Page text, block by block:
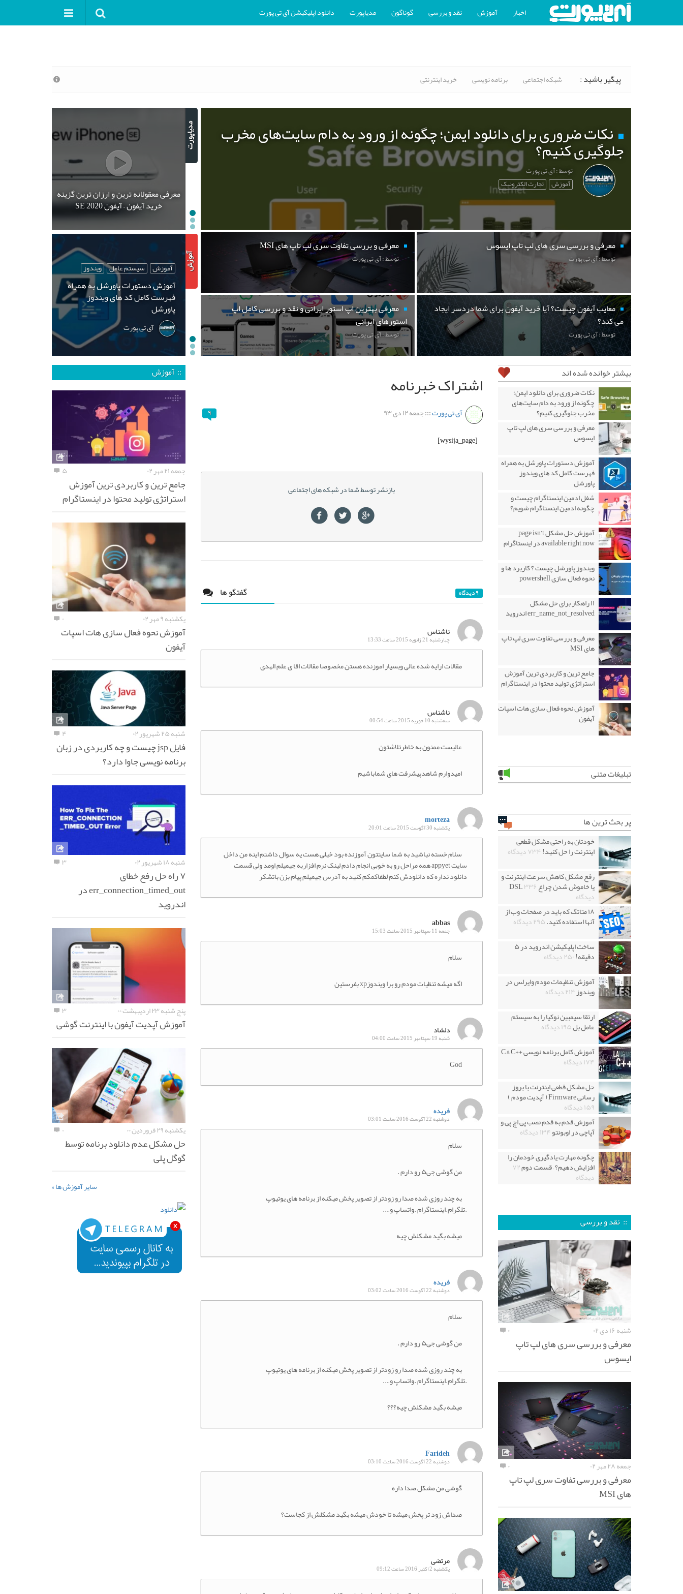
اخبار آموزش نقد و بررسی گوناگون مدیاپورت دانلود اپلیکیشن آی تی پورت
پیگیر باشید : شبکه اجتماعی برنامه نویسی خرید اینترنتی
نکات ضروری برای دانلود ایمن؛ چگونه از ورود به دام سایت‌های مخرب
جلوگیری کنیم؟
توسط : آی تی پورت
آموزش تجارت الکترونیک
معرفی و بررسی سری های لپ تاپ ایسوس
توسط : آی تی پورت
معرفی و بررسی تفاوت سری لپ تاپ های MSI
توسط : آی تی پورت
معایب آیفون چیست؟ آیا خرید آیفون برای شما دردسر ایجاد
می کند؟
توسط : آی تی پورت
معرفی بهترین اپ استور ایرانی و نقد و بررسی کامل اپ
استورهای ایرانی
توسط : آی تی پورت
معرفی معقولانه ترین و ارزان ترین گزینه
خرید آیفون – آیفون SE 2020
آموزش سیستم عامل ویندوز
آموزش دستورات پاورشل به همراه
فهرست کامل کد های ویندوز
پاورشل
آی تی پورت
اشتراک خبرنامه
آی تی پورت:::جمعه ۱۲ دی ۹۳ ۹
[wysija_page]
بازنشر توسط شما در شبکه های اجتماعی
گفتگو ها ۹ دیدگاه
ناشناس
چهارشنبه 21 ژانویه 2015 ساعت 13:33
مقالات ارایه شده عالی وبسیار اموزنده هستن مخصوصا مقالات اقا ی علم الهدی
ناشناس
سه‌شنبه 10 فوریه 2015 ساعت 00:54
عالیست ممنون به خاطرتلاشتون
امیدوارم شاهدپیشرفت های شماباشیم
morteza
یکشنبه 30 آگوست 2015 ساعت 20:01
سلام خسته نباشید به شما سایتتون آموزنده بود خیلی هست یه سوال داشتم اینه من داخل
سایت appyet همه مراحل رو به خوبی انجام دادم لینک نرم افزاربه جیمیلم اومد ولی قسمت
دانلود نداره که دانلودش کنم لطفاکمکم کنید به آدرس جیمیلم پیام بزن باتشکر
abbas
جمعه 11 سپتامبر 2015 ساعت 15:03
سلام
اگه میشه تنظیات مودم رو برا ویندوزxp بفرستین
دلشاد
شنبه 19 سپتامبر 2015 ساعت 04:00
God
فریده
دوشنبه 22 آگوست 2016 ساعت 03:01
سلام
من گوشی جی۵ رو دارم .
به چند روزی شده صدا رو زودتر از تصویر پخش میکنه از برنامه های یوتیوپ
.تلگرام.اینستاگرام .واتساپ و….
میشه بگید مشکلش چیه
فریده
دوشنبه 22 آگوست 2016 ساعت 03:02
سلام
من گوشی جی۵ رو دارم .
به چند روزی شده صدا رو زودتر از تصویر پخش میکنه از برنامه های یوتیوپ
.تلگرام.اینستاگرام .واتساپ و….
میشه بگید مشکلش چیه؟؟؟
Farideh
دوشنبه 22 آگوست 2016 ساعت 03:10
گوشی من مشکل صدا داره
صداش زود تر پخش میشه تا خودش میشه بگید مشکلش از کجاست؟
مرتضی
یکشنبه 2 اکتبر 2016 ساعت 09:12
بیشتر خوانده شده اند
نکات ضروری برای دانلود ایمن؛
چگونه از ورود به دام سایت‌های
مخرب جلوگیری کنیم؟
معرفی و بررسی سری های لپ تاپ
ایسوس
آموزش دستورات پاورشل به همراه
فهرست کامل کد های ویندوز
پاورشل
شغل ادمین اینستاگرام چیست و
چگونه ادمین اینستاگرام شویم؟
آموزش حل مشکل page isn’t
available right now در اینستاگرام
ویندوز پاورشل چیست ؟ کاربرد ها و
نحوه فعال سازی powershell
۱۱ راهکار برای حل مشکل
err_name_not_resolved اندروید
معرفی و بررسی تفاوت سری لپ تاپ
های MSI
جامع ترین و کاربردی ترین آموزش
استراتژی تولید محتوا در اینستاگرام
آموزش نحوه فعال سازی هات اسپات
آیفون
تبلیغات متنی
پر بحث ترین ها
خودتان به راحتی مشکل قطعی
اینترنت را حل کنید!۷۳۴ دیدگاه
رفع مشکل کاهش سرعت اینترنت و
یا خاموش شدن چراغ DSL۳۳۶
دیدگاه
۱۸ متاتگ که باید در صفحات وب از
آنها استفاده کنید.۲۹۵ دیدگاه
ساخت اپلیکیشن اندروید در ۵
دقیقه!۲۵۰ دیدگاه
آموزش تنظیمات مودم وایرلس در
ویندوز۲۱۴ دیدگاه
ارتقا سیمبین نوکیا را به سیستم
عامل بل۱۹۵ دیدگاه
آموزش کامل برنامه نویسی ++C & C
۱۷۴ دیدگاه
حل مشکل قطعی اینترنت با بروز
رسانی Firmware ( آپدیت مودم )
۱۵۹ دیدگاه
آموزش قدم به قدم نصب پی اچ پی و
آپاچی در اوبونتو۱۳۴ دیدگاه
چگونه مهارت یادگیری خودمان را
افزایش دهیم؟ – قسمت دوم۷۲
دیدگاه
:: نقد و بررسی
شنبه ۱۶ دی ۰۲ ۰
معرفی و بررسی سری های لپ تاپ
ایسوس
جمعه ۲۸ مهر ۰۲ ۰
معرفی و بررسی تفاوت سری لپ تاپ
های MSI
:: آموزش
جمعه ۲۱ مهر ۰۲ ۵
جامع ترین و کاربردی ترین آموزش
استراتژی تولید محتوا در اینستاگرام
یکشنبه ۹ مهر ۰۲ ۰
آموزش نحوه فعال سازی هات اسپات
آیفون
شنبه ۲۵ شهریور ۰۲ ۴
فایل jsp چیست و چه کاربردی در زبان
برنامه نویسی جاوا دارد؟
شنبه ۱۸ شهریور ۰۲ ۳
۷ راه حل رفع خطای
err_connection_timed_out در
اندروید
پنج شنبه ۲۳ اردیبهشت ۰۰ ۳
آموزش آپدیت آیفون با اینترنت گوشی
یکشنبه ۲۹ فروردین ۰۰ ۰
حل مشکل عدم دانلود برنامه توسط
گوگل پلی
سایر آموزش ها »